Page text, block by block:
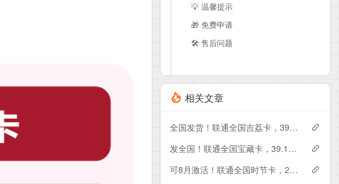
💡 温馨提示
🎁 免费申请
🛠️ 售后问题
相关文章
全国发货！联通全国吉荔卡，39元月租包240G+50分钟
发全国！联通全国宝藏卡，39.1元月租包240G+200分钟
可8月激活！联通全国时节卡，29元月租包180G+200分钟+会员